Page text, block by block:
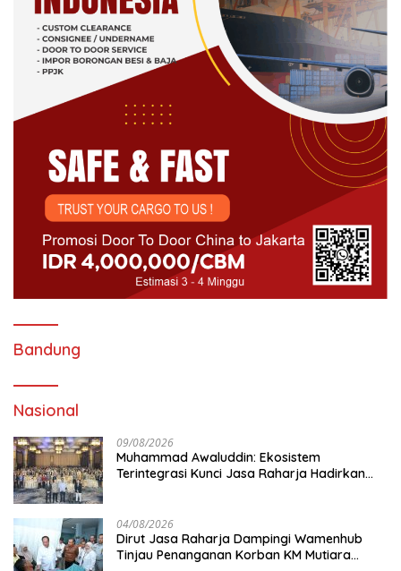
Bandung
Nasional
09/08/2026
Muhammad Awaluddin: Ekosistem
Terintegrasi Kunci Jasa Raharja Hadirkan
04/08/2026
Dirut Jasa Raharja Dampingi Wamenhub
Tinjau Penanganan Korban KM Mutiara